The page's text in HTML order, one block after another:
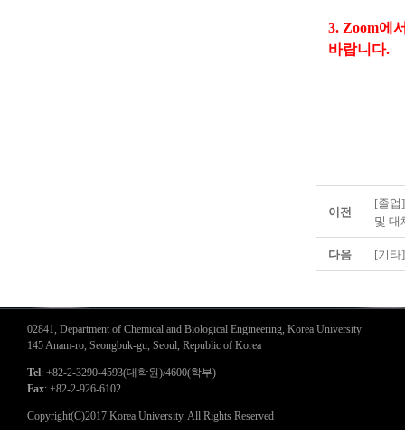
3. Zoom에
바랍니다.
이전
[졸업
및 대
다음 [기타
02841, Department of Chemical and Biological Engineering, Korea University
145 Anam-ro, Seongbuk-gu, Seoul, Republic of Korea
Tel: +82-2-3290-4593(대학원)/4600(학부)
Fax: +82-2-926-6102
Copyright(C)2017 Korea University. All Rights Reserved